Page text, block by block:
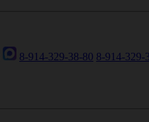
8-914-329-38-80 8-914-329-